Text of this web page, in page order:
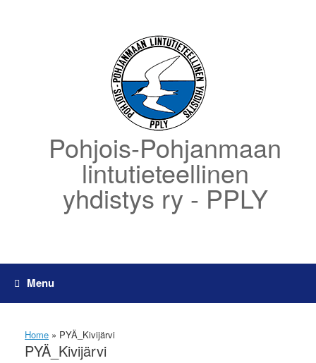
Pohjois-Pohjanmaan
lintutieteellinen
yhdistys ry - PPLY
Menu
Home » PYÄ_Kivijärvi
PYÄ_Kivijärvi